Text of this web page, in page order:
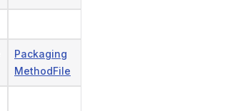
Packaging
MethodFile